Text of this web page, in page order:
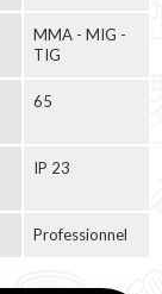
MMA - MIG -
TIG
65
IP 23
Professionnel